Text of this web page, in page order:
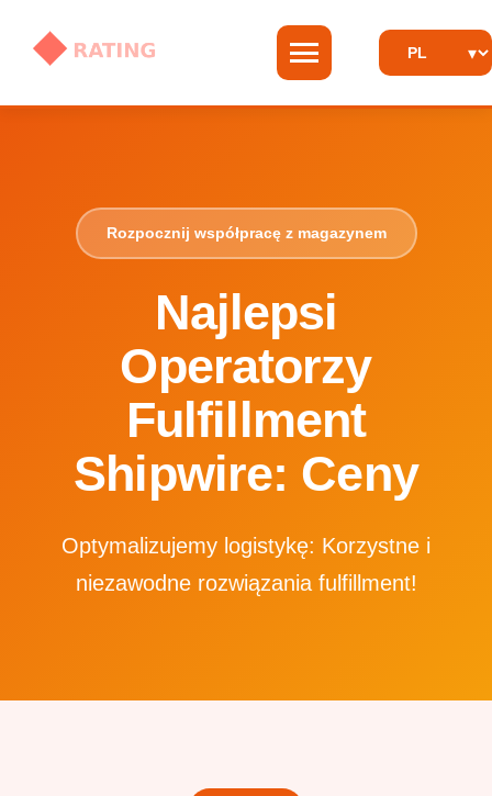
Rozpocznij współpracę z magazynem
Najlepsi
Operatorzy
Fulfillment
Shipwire: Ceny
Optymalizujemy logistykę: Korzystne i
niezawodne rozwiązania fulfillment!